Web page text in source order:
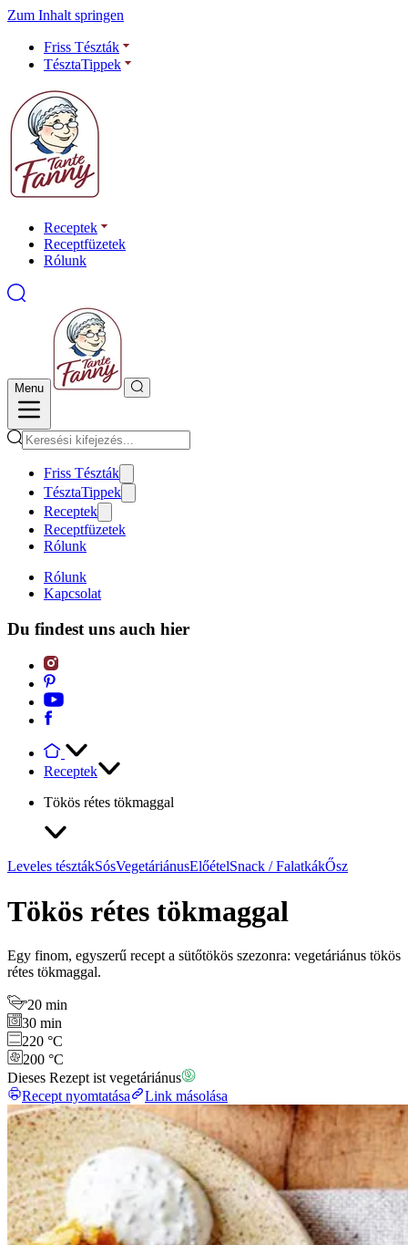
Zum Inhalt springen
Friss Tészták
TésztaTippek
Receptek
Receptfüzetek
Rólunk
Menu
Friss Tészták
TésztaTippek
Receptek
Receptfüzetek
Rólunk
Rólunk
Kapcsolat
Du findest uns auch hier
Receptek
Tökös rétes tökmaggal
Leveles tésztákSósVegetáriánusElőételSnack / FalatkákŐsz
Tökös rétes tökmaggal
Egy finom, egyszerű recept a sütőtökös szezonra: vegetáriánus tökös
rétes tökmaggal.
20 min
30 min
220 °C
200 °C
Dieses Rezept ist vegetáriánus
Recept nyomtatása
Link másolása